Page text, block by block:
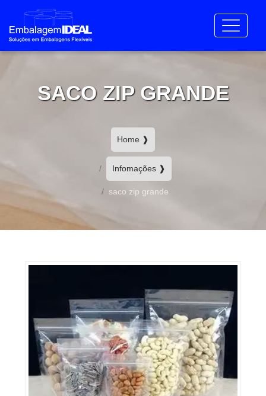
SACO ZIP GRANDE
Home ❱
Infomações ❱
saco zip grande